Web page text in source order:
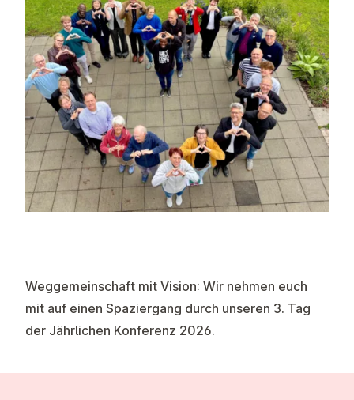
Weggemeinschaft mit Vision: Wir nehmen euch
mit auf einen Spaziergang durch unseren 3. Tag
der Jährlichen Konferenz 2026.